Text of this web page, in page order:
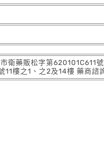
藥販松字第620101C611
11樓之1、之2及14樓 藥商